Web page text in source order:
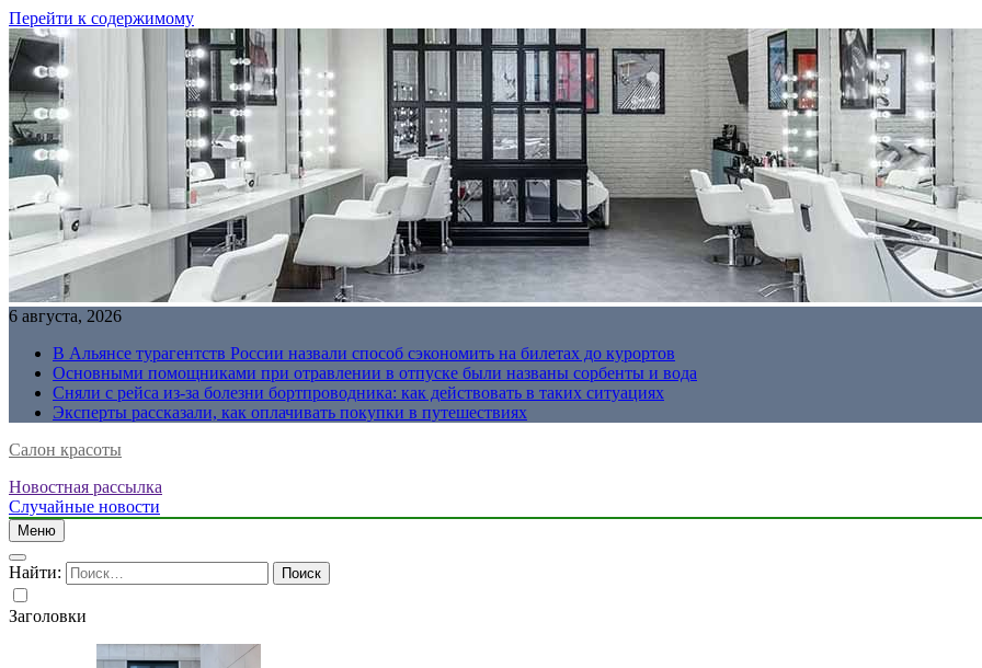
Перейти к содержимому
6 августа, 2026
В Альянсе турагентств России назвали способ сэкономить на билетах до курортов
Основными помощниками при отравлении в отпуске были названы сорбенты и вода
Сняли с рейса из-за болезни бортпроводника: как действовать в таких ситуациях
Эксперты рассказали, как оплачивать покупки в путешествиях
Салон красоты
Новостная рассылка
Случайные новости
Меню
Найти:
Заголовки